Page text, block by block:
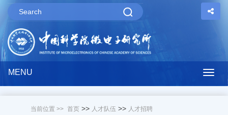
MENU
当前位置 >> 首页 >> 人才队伍 >> 人才招聘